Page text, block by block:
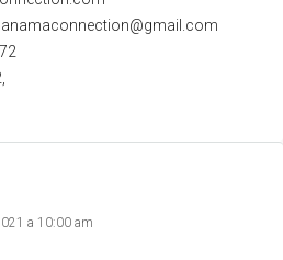
a 10:00 am